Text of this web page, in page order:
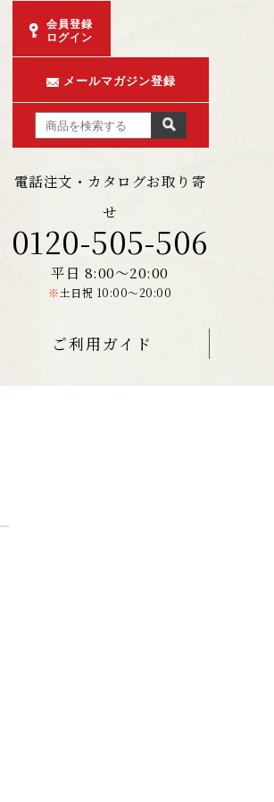
会員登録
ログイン
メールマガジン登録
電話注文・カタログお取り寄
せ
0120-505-506
平日 8:00～20:00
※土日祝 10:00～20:00
ご利用ガイド